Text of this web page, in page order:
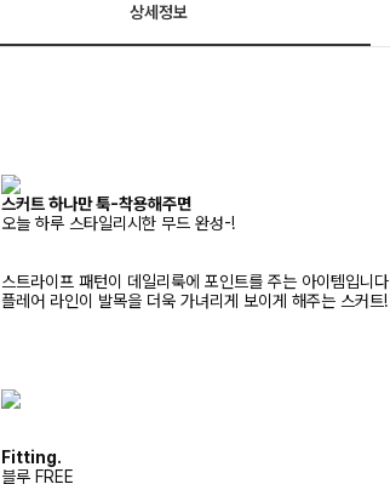
상세정보
스커트 하나만 툭-착용해주면
오늘 하루 스타일리시한 무드 완성-!
스트라이프 패턴이 데일리룩에 포인트를 주는 아이템입니다
플레어 라인이 발목을 더욱 가녀리게 보이게 해주는 스커트!
Fitting.
블루 FREE